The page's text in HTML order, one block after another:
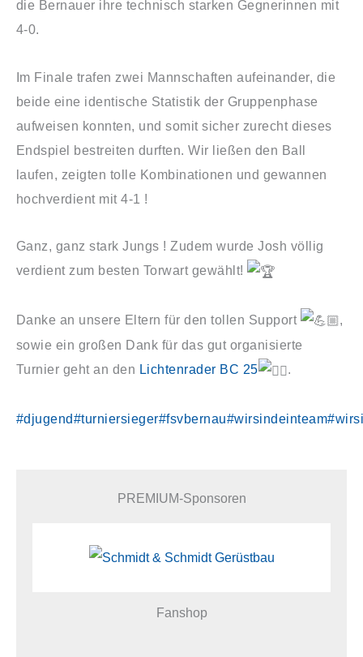
die Bernauer ihre technisch starken Gegnerinnen mit
4-0.
Im Finale trafen zwei Mannschaften aufeinander, die
beide eine identische Statistik der Gruppenphase
aufweisen konnten, und somit sicher zurecht dieses
Endspiel bestreiten durften. Wir ließen den Ball
laufen, zeigten tolle Kombinationen und gewannen
hochverdient mit 4-1 !
Ganz, ganz stark Jungs ! Zudem wurde Josh völlig
verdient zum besten Torwart gewählt!
Danke an unsere Eltern für den tollen Support
,
sowie ein großen Dank für das gut organisierte
Turnier geht an den Lichtenrader BC 25 .
#djugend#turniersieger#fsvbernau#wirsindeinteam
PREMIUM-Sponsoren
Fanshop